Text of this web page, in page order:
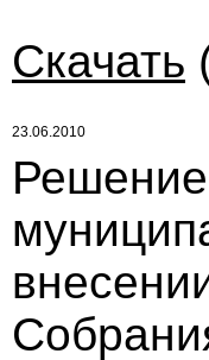
Скачать
23.06.2010